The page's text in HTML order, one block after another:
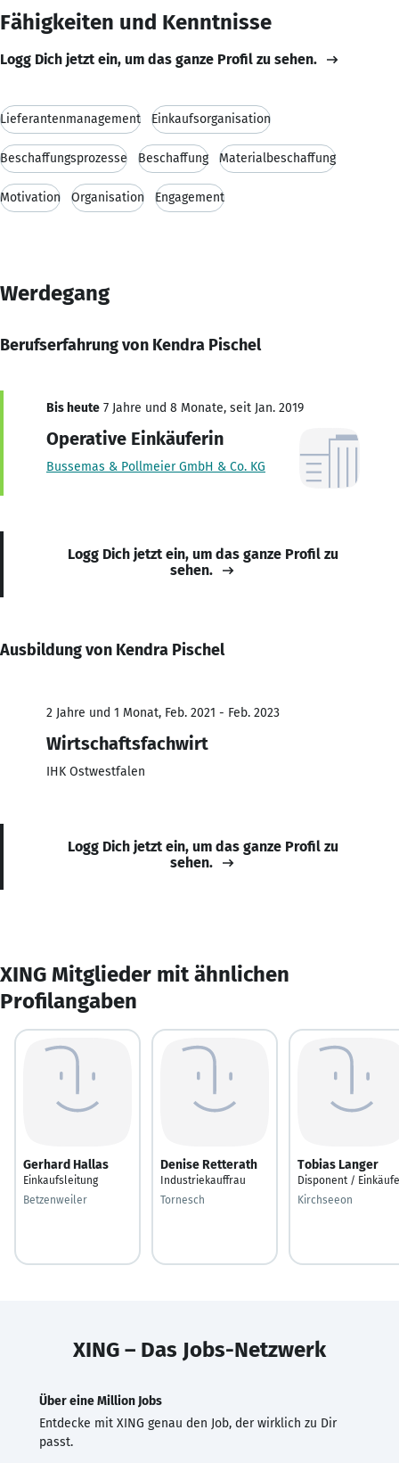
Fähigkeiten und Kenntnisse
Logg Dich jetzt ein, um das ganze Profil zu sehen.
Lieferantenmanagement Einkaufsorganisation
Beschaffungsprozesse Beschaffung Materialbeschaffung
Motivation Organisation Engagement
Werdegang
Berufserfahrung von Kendra Pischel
Bis heute 7 Jahre und 8 Monate, seit Jan. 2019
Operative Einkäuferin
Bussemas & Pollmeier GmbH & Co. KG
Logg Dich jetzt ein, um das ganze Profil zu
sehen.
Ausbildung von Kendra Pischel
2 Jahre und 1 Monat, Feb. 2021 - Feb. 2023
Wirtschaftsfachwirt
IHK Ostwestfalen
Logg Dich jetzt ein, um das ganze Profil zu
sehen.
XING Mitglieder mit ähnlichen
Profilangaben
Gerhard Hallas
Einkaufsleitung
Betzenweiler
Denise Retterath
Industriekauffrau
Tornesch
Tobias Langer
Disponent /
Kirchseeon
XING – Das Jobs-Netzwerk
Über eine Million Jobs
Entdecke mit XING genau den Job, der wirklich zu Dir
passt.